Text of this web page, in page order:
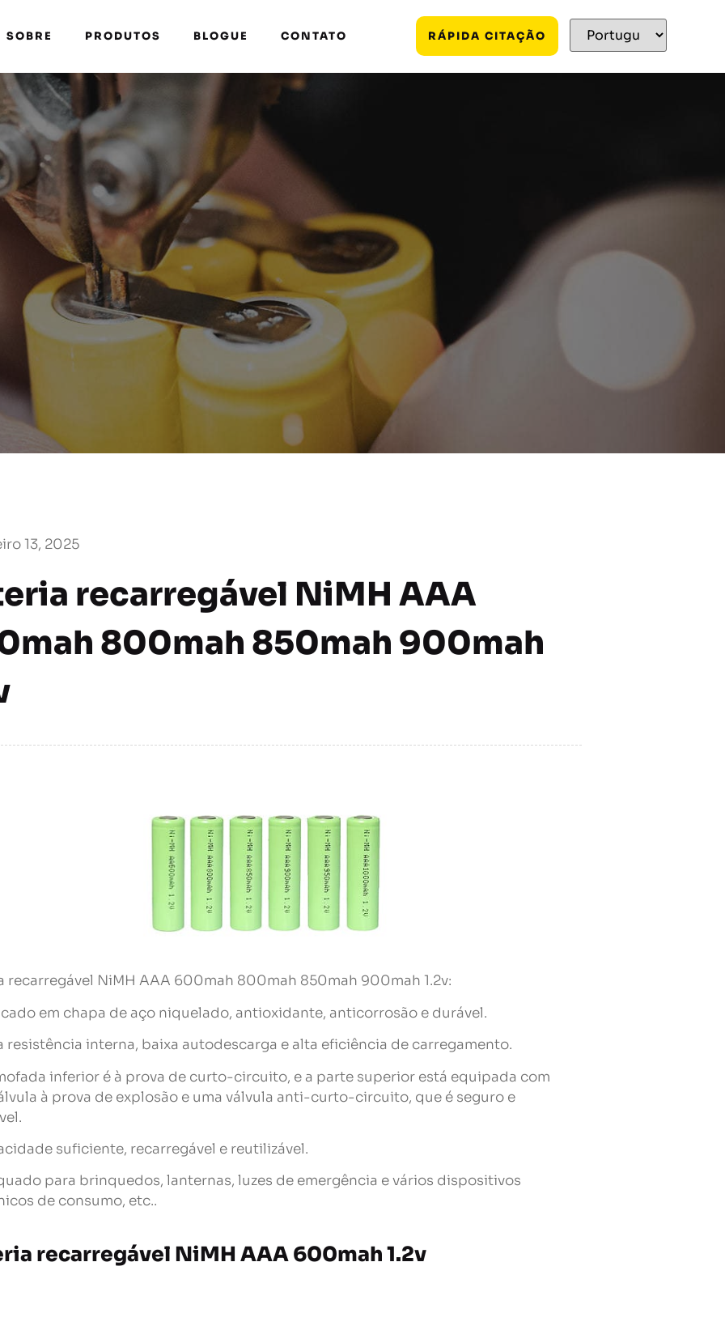
SOBRE PRODUTOS BLOGUE CONTATO RÁPIDA CITAÇÃO
13, 2025
recarregável NiMH AAA
800mah 850mah 900mah
recarregável NiMH AAA 600mah 800mah 850mah 900mah 1.2v:
em chapa de aço niquelado, antioxidante, anticorrosão e durável.
resistência interna, baixa autodescarga e alta eficiência de carregamento.
inferior é à prova de curto-circuito, e a parte superior está equipada com
à prova de explosão e uma válvula anti-curto-circuito, que é seguro e
suficiente, recarregável e reutilizável.
para brinquedos, lanternas, luzes de emergência e vários dispositivos
de consumo, etc..
recarregável NiMH AAA 600mah 1.2v